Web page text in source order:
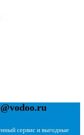
сервис и выгодные